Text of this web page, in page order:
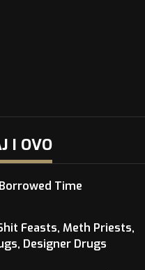
I OVO
Time
Feasts, Meth Priests,
Designer Drugs